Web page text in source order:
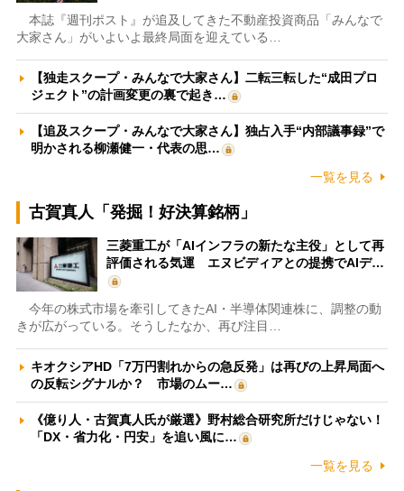
本誌『週刊ポスト』が追及してきた不動産投資商品「みんなで
大家さん」がいよいよ最終局面を迎えている…
【独走スクープ・みんなで大家さん】二転三転した“成田プロ
ジェクト”の計画変更の裏で起き…
【追及スクープ・みんなで大家さん】独占入手“内部議事録”で
明かされる柳瀬健一・代表の思…
一覧を見る
古賀真人「発掘！好決算銘柄」
三菱重工が「AIインフラの新たな主役」として再
評価される気運 エヌビディアとの提携でAIデ…
今年の株式市場を牽引してきたAI・半導体関連株に、調整の動
きが広がっている。そうしたなか、再び注目…
キオクシアHD「7万円割れからの急反発」は再びの上昇局面へ
の反転シグナルか？ 市場のムー…
《億り人・古賀真人氏が厳選》野村総合研究所だけじゃない！
「DX・省力化・円安」を追い風に…
一覧を見る